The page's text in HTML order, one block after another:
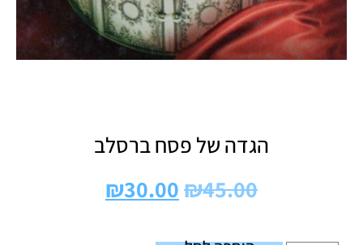
הגדה של פסח ברסלב
₪45.00
₪30.00